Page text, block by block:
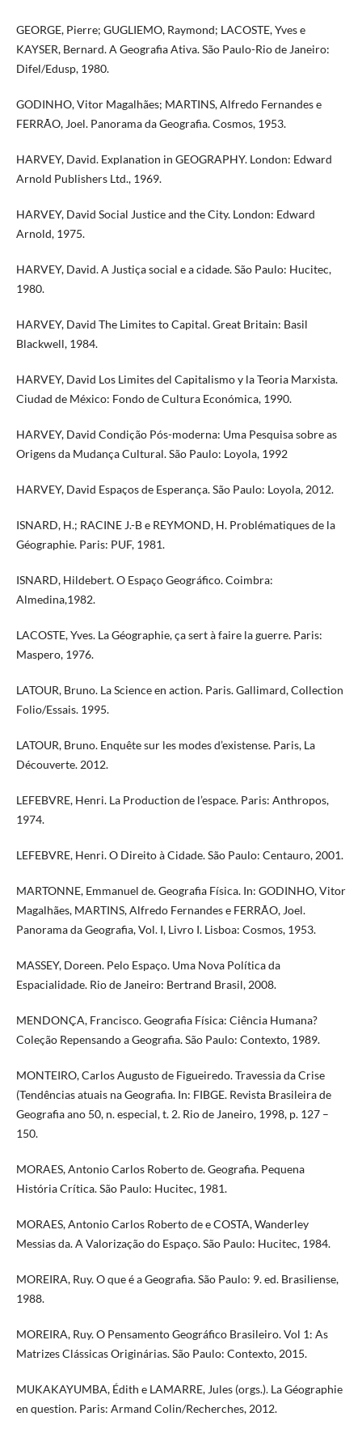
GEORGE, Pierre; GUGLIEMO, Raymond; LACOSTE, Yves e
KAYSER, Bernard. A Geografia Ativa. São Paulo-Rio de Janeiro:
Difel/Edusp, 1980.
GODINHO, Vitor Magalhães; MARTINS, Alfredo Fernandes e
FERRÃO, Joel. Panorama da Geografia. Cosmos, 1953.
HARVEY, David. Explanation in GEOGRAPHY. London: Edward
Arnold Publishers Ltd., 1969.
HARVEY, David Social Justice and the City. London: Edward
Arnold, 1975.
HARVEY, David. A Justiça social e a cidade. São Paulo: Hucitec,
1980.
HARVEY, David The Limites to Capital. Great Britain: Basil
Blackwell, 1984.
HARVEY, David Los Limites del Capitalismo y la Teoria Marxista.
Ciudad de México: Fondo de Cultura Económica, 1990.
HARVEY, David Condição Pós-moderna: Uma Pesquisa sobre as
Origens da Mudança Cultural. São Paulo: Loyola, 1992
HARVEY, David Espaços de Esperança. São Paulo: Loyola, 2012.
ISNARD, H.; RACINE J.-B e REYMOND, H. Problématiques de la
Géographie. Paris: PUF, 1981.
ISNARD, Hildebert. O Espaço Geográfico. Coimbra:
Almedina,1982.
LACOSTE, Yves. La Géographie, ça sert à faire la guerre. Paris:
Maspero, 1976.
LATOUR, Bruno. La Science en action. Paris. Gallimard, Collection
Folio/Essais. 1995.
LATOUR, Bruno. Enquête sur les modes d’existense. Paris, La
Découverte. 2012.
LEFEBVRE, Henri. La Production de l’espace. Paris: Anthropos,
1974.
LEFEBVRE, Henri. O Direito à Cidade. São Paulo: Centauro, 2001.
MARTONNE, Emmanuel de. Geografia Física. In: GODINHO, Vitor
Magalhães, MARTINS, Alfredo Fernandes e FERRÃO, Joel.
Panorama da Geografia, Vol. I, Livro I. Lisboa: Cosmos, 1953.
MASSEY, Doreen. Pelo Espaço. Uma Nova Política da
Espacialidade. Rio de Janeiro: Bertrand Brasil, 2008.
MENDONÇA, Francisco. Geografia Física: Ciência Humana?
Coleção Repensando a Geografia. São Paulo: Contexto, 1989.
MONTEIRO, Carlos Augusto de Figueiredo. Travessia da Crise
(Tendências atuais na Geografia. In: FIBGE. Revista Brasileira de
Geografia ano 50, n. especial, t. 2. Rio de Janeiro, 1998, p. 127 –
150.
MORAES, Antonio Carlos Roberto de. Geografia. Pequena
História Crítica. São Paulo: Hucitec, 1981.
MORAES, Antonio Carlos Roberto de e COSTA, Wanderley
Messias da. A Valorização do Espaço. São Paulo: Hucitec, 1984.
MOREIRA, Ruy. O que é a Geografia. São Paulo: 9. ed. Brasiliense,
1988.
MOREIRA, Ruy. O Pensamento Geográfico Brasileiro. Vol 1: As
Matrizes Clássicas Originárias. São Paulo: Contexto, 2015.
MUKAKAYUMBA, Édith e LAMARRE, Jules (orgs.). La Géographie
en question. Paris: Armand Colin/Recherches, 2012.